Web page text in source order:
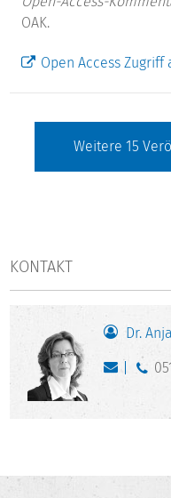
OAK.
Open Access
Weitere 15
KONTAKT
Dr.